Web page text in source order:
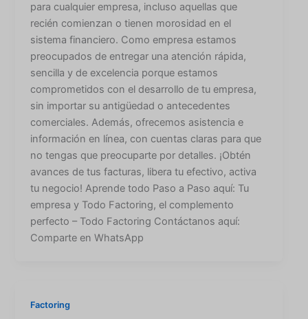
para cualquier empresa, incluso aquellas que
recién comienzan o tienen morosidad en el
sistema financiero. Como empresa estamos
preocupados de entregar una atención rápida,
sencilla y de excelencia porque estamos
comprometidos con el desarrollo de tu empresa,
sin importar su antigüedad o antecedentes
comerciales. Además, ofrecemos asistencia e
información en línea, con cuentas claras para que
no tengas que preocuparte por detalles. ¡Obtén
avances de tus facturas, libera tu efectivo, activa
tu negocio! Aprende todo Paso a Paso aquí: Tu
empresa y Todo Factoring, el complemento
perfecto – Todo Factoring Contáctanos aquí:
Comparte en WhatsApp
Factoring